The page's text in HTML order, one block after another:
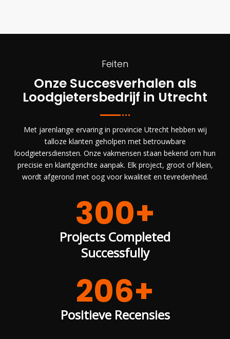
Feiten
Onze Succesverhalen als
Loodgietersbedrijf in Utrecht
Met jarenlange ervaring in provincie Utrecht hebben wij
talloze klanten geholpen met betrouwbare
loodgietersdiensten. Onze vakmensen staan bekend om hun
precisie en klantgerichte aanpak. Elk project, groot of klein,
wordt afgerond met oog voor kwaliteit en tevredenheid.
300+
Projects Completed
Successfully
206+
Positieve Recensies